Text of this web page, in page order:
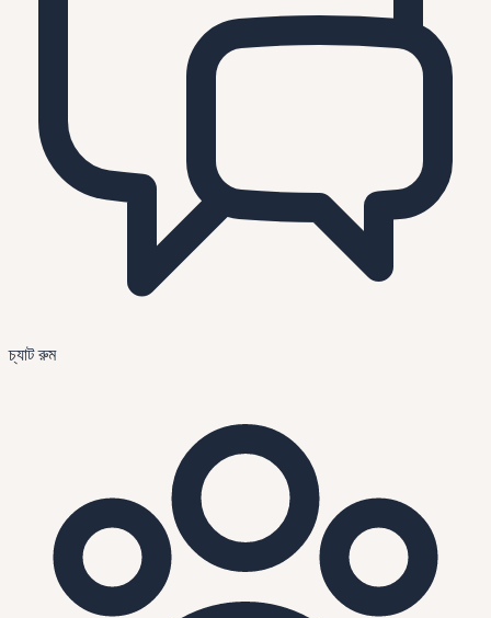
চ্যাট রুম